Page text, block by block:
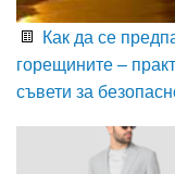
Как да се
горещините –
съвети за